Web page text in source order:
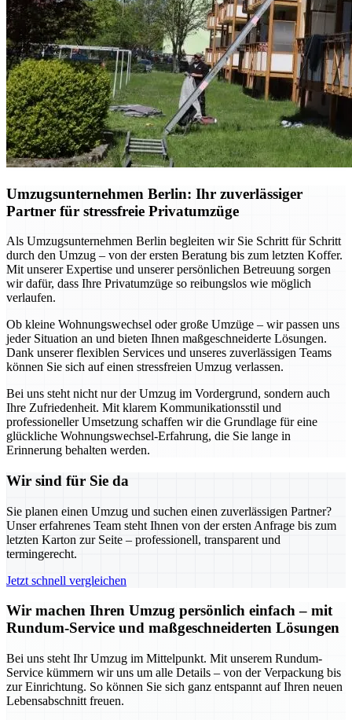
Umzugsunternehmen Berlin: Ihr zuverlässiger
Partner für stressfreie Privatumzüge
Als Umzugsunternehmen Berlin begleiten wir Sie Schritt für Schritt
durch den Umzug – von der ersten Beratung bis zum letzten Koffer.
Mit unserer Expertise und unserer persönlichen Betreuung sorgen
wir dafür, dass Ihre Privatumzüge so reibungslos wie möglich
verlaufen.
Ob kleine Wohnungswechsel oder große Umzüge – wir passen uns
jeder Situation an und bieten Ihnen maßgeschneiderte Lösungen.
Dank unserer flexiblen Services und unseres zuverlässigen Teams
können Sie sich auf einen stressfreien Umzug verlassen.
Bei uns steht nicht nur der Umzug im Vordergrund, sondern auch
Ihre Zufriedenheit. Mit klarem Kommunikationsstil und
professioneller Umsetzung schaffen wir die Grundlage für eine
glückliche Wohnungswechsel-Erfahrung, die Sie lange in
Erinnerung behalten werden.
Wir sind für Sie da
Sie planen einen Umzug und suchen einen zuverlässigen Partner?
Unser erfahrenes Team steht Ihnen von der ersten Anfrage bis zum
letzten Karton zur Seite – professionell, transparent und
termingerecht.
Jetzt schnell vergleichen
Wir machen Ihren Umzug persönlich einfach – mit
Rundum-Service und maßgeschneiderten Lösungen
Bei uns steht Ihr Umzug im Mittelpunkt. Mit unserem Rundum-
Service kümmern wir uns um alle Details – von der Verpackung bis
zur Einrichtung. So können Sie sich ganz entspannt auf Ihren neuen
Lebensabschnitt freuen.